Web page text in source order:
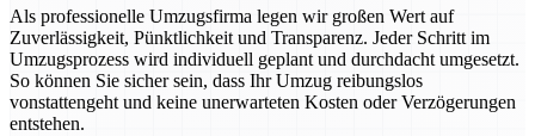
Als professionelle Umzugsfirma legen wir großen Wert auf
Zuverlässigkeit, Pünktlichkeit und Transparenz. Jeder Schritt im
Umzugsprozess wird individuell geplant und durchdacht umgesetzt.
So können Sie sicher sein, dass Ihr Umzug reibungslos
vonstattengeht und keine unerwarteten Kosten oder Verzögerungen
entstehen.